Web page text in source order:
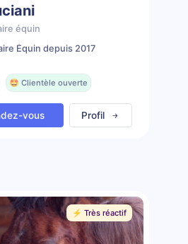
équin
Équin depuis 2017
🤩 Clientèle ouverte
vous Profil
⚡️ Très réactif